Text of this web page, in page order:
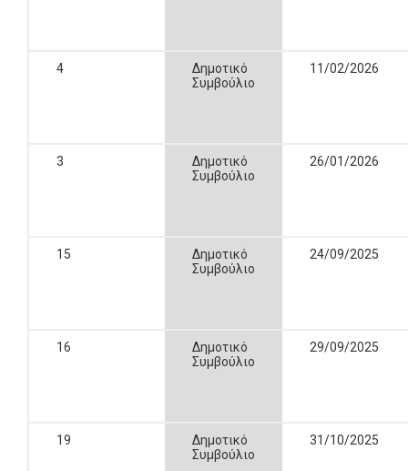
4
Δημοτικό
Συμβούλιο
11/02/2026
3
Δημοτικό
Συμβούλιο
26/01/2026
15
Δημοτικό
Συμβούλιο
24/09/2025
16
Δημοτικό
Συμβούλιο
29/09/2025
19
Δημοτικό
Συμβούλιο
31/10/2025